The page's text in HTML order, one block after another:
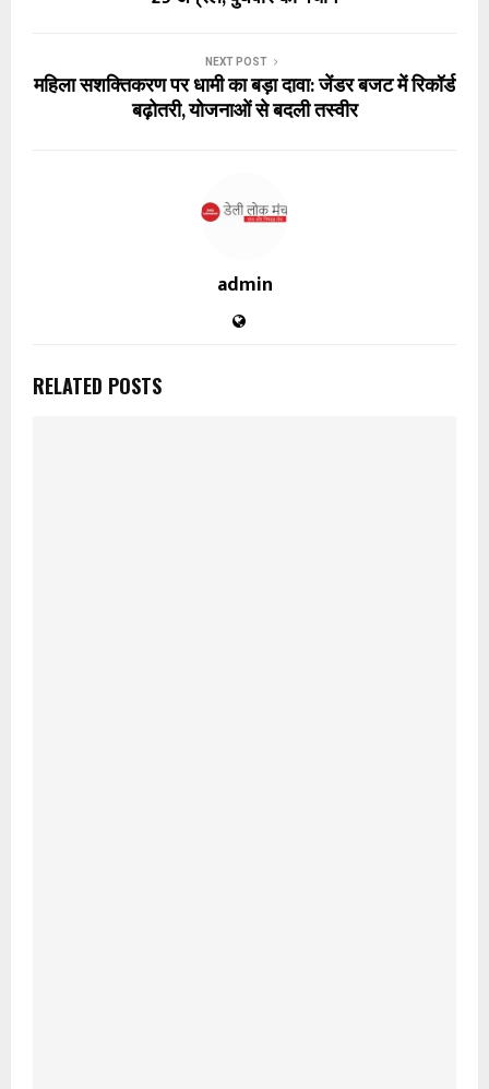
NEXT POST
महिला सशक्तिकरण पर धामी का बड़ा दावा: जेंडर बजट में रिकॉर्ड
बढ़ोतरी, योजनाओं से बदली तस्वीर
admin
RELATED POSTS